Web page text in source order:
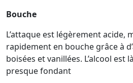
Bouche
L’attaque est légèrement acide,
rapidement en bouche grâce à
boisées et vanillées. L’alcool est
presque fondant